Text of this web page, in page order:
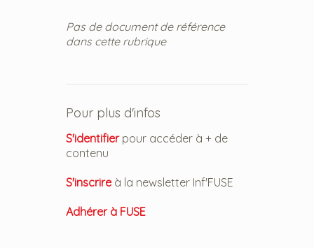
Pas de document de référence
dans cette rubrique
Pour plus d'infos
S'identifierpour accéder à + de
contenu
S'inscrireà la newsletter Inf'FUSE
Adhérer à FUSE